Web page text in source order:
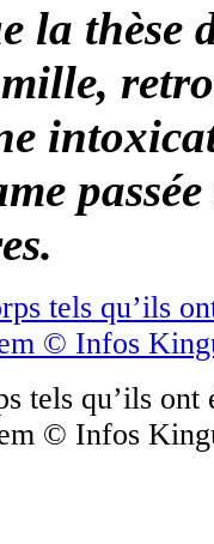
la thèse
tels qu’ils ont
© Infos